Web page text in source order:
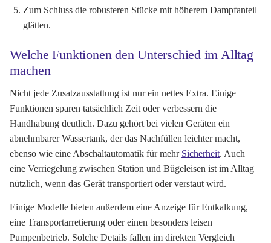
Zum Schluss die robusteren Stücke mit höherem Dampfanteil
glätten.
Welche Funktionen den Unterschied im Alltag
machen
Nicht jede Zusatzausstattung ist nur ein nettes Extra. Einige
Funktionen sparen tatsächlich Zeit oder verbessern die
Handhabung deutlich. Dazu gehört bei vielen Geräten ein
abnehmbarer Wassertank, der das Nachfüllen leichter macht,
ebenso wie eine Abschaltautomatik für mehr Sicherheit. Auch
eine Verriegelung zwischen Station und Bügeleisen ist im Alltag
nützlich, wenn das Gerät transportiert oder verstaut wird.
Einige Modelle bieten außerdem eine Anzeige für Entkalkung,
eine Transportarretierung oder einen besonders leisen
Pumpenbetrieb. Solche Details fallen im direkten Vergleich